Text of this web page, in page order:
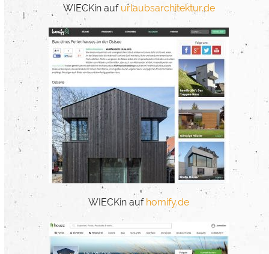
WIECKin auf urlaubsarchitektur.de
WIECKin auf homify.de